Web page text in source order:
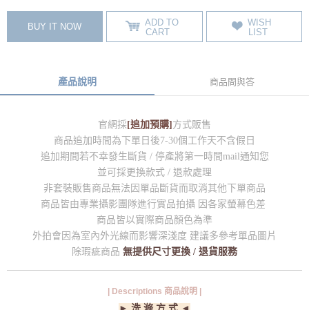
BUY IT NOW
ADD TO
CART
WISH
LIST
產品說明 商品問與答
官網採[追加預購]方式販售
商品追加時間為下單日後7-30個工作天不含假日
追加期間若不幸發生斷貨 / 停產將第一時間mail通知您
並可採更換款式 / 退款處理
非套裝販售商品無法因單品斷貨而取消其他下單商品
商品皆由專業攝影團隊進行實品拍攝 因各家螢幕色差
商品皆以實際商品顏色為準
外拍會因為室內外光線而影響深淺度 建議多參考單品圖片
除瑕疵商品 無提供尺寸更換 / 退貨服務
| Descriptions 商品說明 |